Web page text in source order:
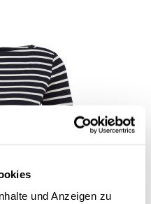
und Anzeigen zu